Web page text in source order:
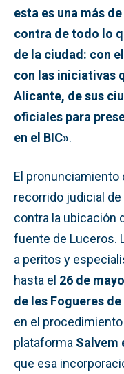
esta es una más
contra de todo lo
de la ciudad: con
con las iniciativas
Alicante, de sus
oficiales para
en el BIC».
El pronunciamiento
recorrido judicial
contra la ubicación
fuente de Luceros.
a peritos y
hasta el 26 de mayo
de les Fogueres
en el
plataforma Salvem
que esa